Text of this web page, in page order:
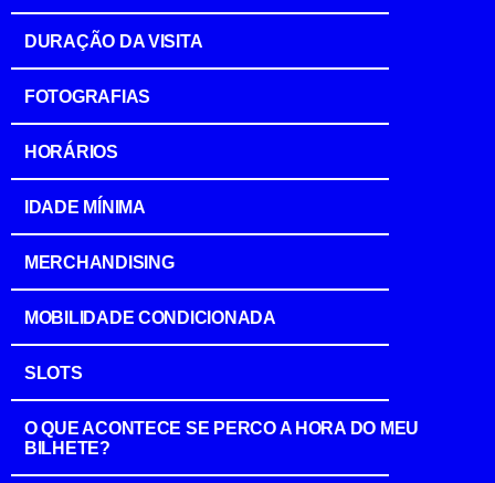
DURAÇÃO DA VISITA
FOTOGRAFIAS
HORÁRIOS
IDADE MÍNIMA
MERCHANDISING
MOBILIDADE CONDICIONADA
SLOTS
O QUE ACONTECE SE PERCO A HORA DO MEU
BILHETE?